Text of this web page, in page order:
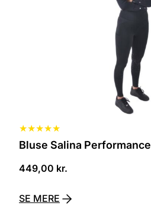
★★★★★
Bluse Salina
449,00 kr.
SE MERE